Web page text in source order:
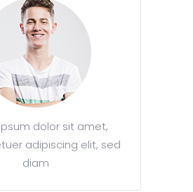
dolor sit amet,
adipiscing elit, sed
diam